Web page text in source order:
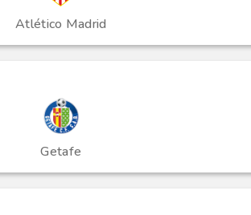
Atlético Madrid
Getafe